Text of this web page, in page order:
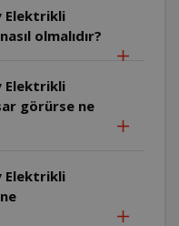
Elektrikli
olmalıdır?
Elektrikli
görürse ne
Elektrikli